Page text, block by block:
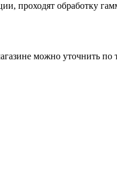
проходят обработку
можно уточнить